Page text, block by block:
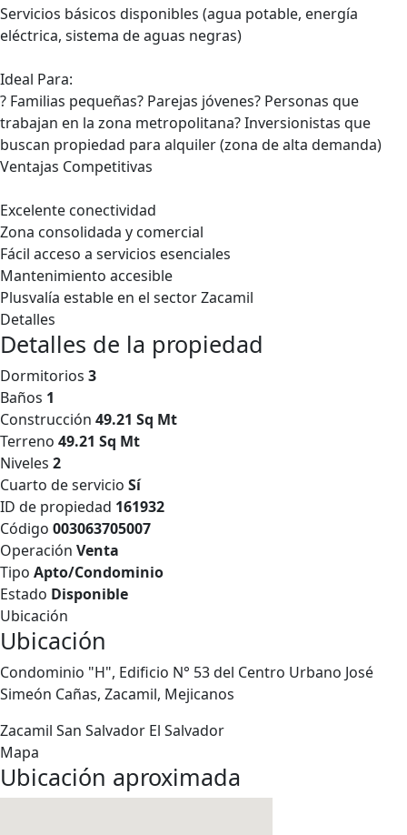
Servicios básicos disponibles (agua potable, energía
eléctrica, sistema de aguas negras)
Ideal Para:
? Familias pequeñas? Parejas jóvenes? Personas que
trabajan en la zona metropolitana? Inversionistas que
buscan propiedad para alquiler (zona de alta demanda)
Ventajas Competitivas
Excelente conectividad
Zona consolidada y comercial
Fácil acceso a servicios esenciales
Mantenimiento accesible
Plusvalía estable en el sector Zacamil
Detalles
Detalles de la propiedad
Dormitorios 3
Baños 1
Construcción 49.21 Sq Mt
Terreno 49.21 Sq Mt
Niveles 2
Cuarto de servicio Sí
ID de propiedad 161932
Código 003063705007
Operación Venta
Tipo Apto/Condominio
Estado Disponible
Ubicación
Ubicación
Condominio "H", Edificio N° 53 del Centro Urbano José
Simeón Cañas, Zacamil, Mejicanos
Zacamil San Salvador El Salvador
Mapa
Ubicación aproximada